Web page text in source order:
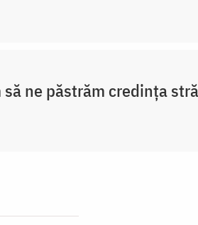
să ne păstrăm credința